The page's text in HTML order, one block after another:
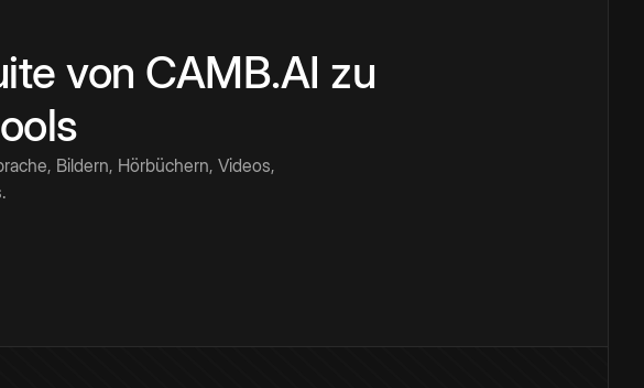
von CAMB.AI zu
Bildern, Hörbüchern, Videos,